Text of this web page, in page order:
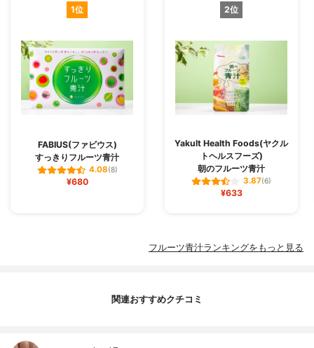
1位
FABIUS(ファビウス)
すっきりフルーツ青汁
4.08(8)
¥680
2位
Yakult Health Foods(ヤクル
トヘルスフーズ)
朝のフルーツ青汁
3.87(6)
¥633
フルーツ青汁ランキングをもっと見る
関連おすすめクチコミ